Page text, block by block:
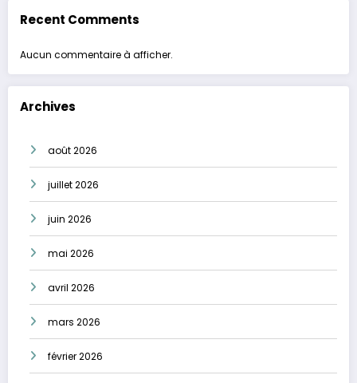
Recent Comments
Aucun commentaire à afficher.
Archives
août 2026
juillet 2026
juin 2026
mai 2026
avril 2026
mars 2026
février 2026